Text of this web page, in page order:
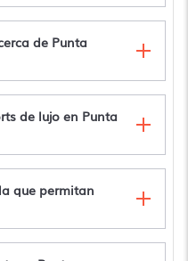
de Punta
de lujo en Punta
que permitan